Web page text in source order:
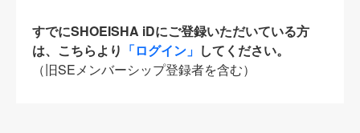
すでにSHOEISHA iDにご登録いただいている方
は、こちらより 「ログイン」 してください。
（旧SEメンバーシップ登録者を含む）